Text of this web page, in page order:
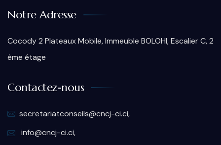
Notre Adresse
Cocody 2 Plateaux Mobile, Immeuble BOLOHI, Escalier C, 2
ème étage
Contactez-nous
secretariatconseils@cncj-ci.ci,
info@cncj-ci.ci,